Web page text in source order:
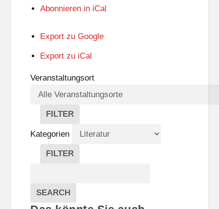
Abonnieren in iCal
Export zu Google
Export zu iCal
Veranstaltungsort
FILTER
V
E
R
A
A
L
Kategorien
FILTER
E
G
Veranstaltungen
SEARCH